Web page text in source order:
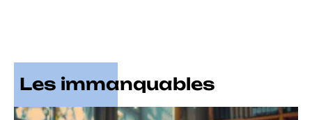
Les immanquables